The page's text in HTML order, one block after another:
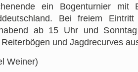
ein Bogenturnier mit
Bei freiem
ab 15 Uhr und
und Jagdrecurves
Weiner)